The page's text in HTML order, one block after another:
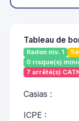
Tableau de
Radon niv. 1
0 risque(s)
7 arrêté(s)
Casias :
ICPE :